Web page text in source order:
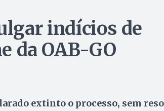
indícios de
da OAB-GO
extinto o processo, sem